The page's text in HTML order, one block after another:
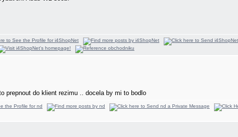
prepnout do klient rezimu .. docela by mi to bodlo